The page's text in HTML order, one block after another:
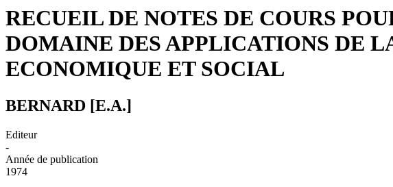
RECUEIL DE NOTES DE COURS
DOMAINE DES APPLICATIONS DE
ECONOMIQUE ET SOCIAL
BERNARD [E.A.]
Editeur
-
Année de publication
1974